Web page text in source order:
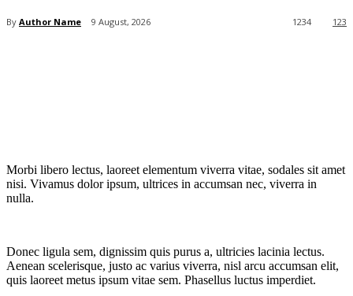
By Author Name 9 August, 2026 123
1234
Morbi libero lectus, laoreet elementum viverra vitae, sodales sit amet
nisi. Vivamus dolor ipsum, ultrices in accumsan nec, viverra in
nulla.
Donec ligula sem, dignissim quis purus a, ultricies lacinia lectus.
Aenean scelerisque, justo ac varius viverra, nisl arcu accumsan elit,
quis laoreet metus ipsum vitae sem. Phasellus luctus imperdiet.